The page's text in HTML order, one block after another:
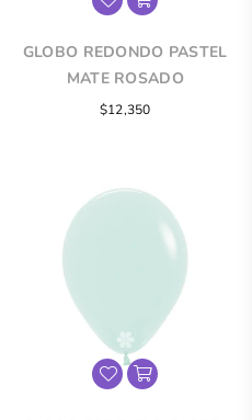
GLOBO REDONDO PASTEL
MATE ROSADO
$12,350